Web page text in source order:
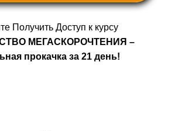
Получить Доступ к курсу
МЕГАСКОРОЧТЕНИЯ –
прокачка за 21 день!